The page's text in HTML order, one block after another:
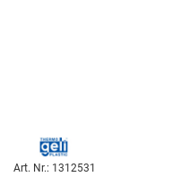
Art. Nr.: 1312531